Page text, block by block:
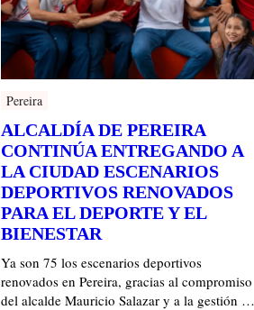
Pereira
ALCALDÍA DE PEREIRA
CONTINÚA ENTREGANDO A
LA CIUDAD ESCENARIOS
DEPORTIVOS RENOVADOS
PARA EL DEPORTE Y EL
BIENESTAR
Ya son 75 los escenarios deportivos
renovados en Pereira, gracias al compromiso
del alcalde Mauricio Salazar y a la gestión …